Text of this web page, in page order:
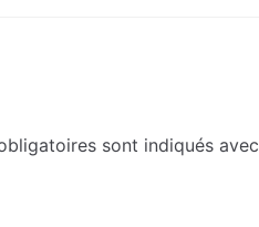
sont indiqués avec